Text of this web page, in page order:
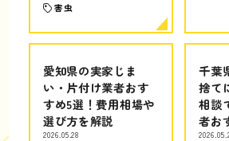
害虫
愛知県の実家じま
い・片付け業者おす
すめ5選！費用相場や
選び方を解説
2026.05.28
千葉
捨て
相談
者お